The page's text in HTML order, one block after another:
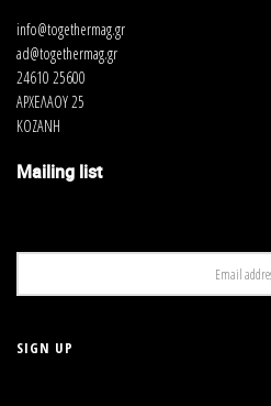
info@togethermag.gr
ad@togethermag.gr
24610 25600
ΑΡΧΕΛΑΟΥ 25
ΚΟΖΑΝΗ
Mailing list